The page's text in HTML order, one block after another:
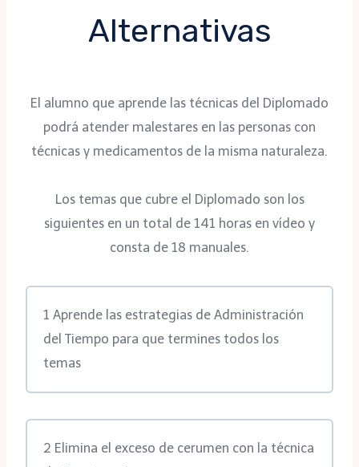
Alternativas
El alumno que aprende las técnicas del Diplomado
podrá atender malestares en las personas con
técnicas y medicamentos de la misma naturaleza.
Los temas que cubre el Diplomado son los
siguientes en un total de 141 horas en vídeo y
consta de 18 manuales.
1 Aprende las estrategias de Administración
del Tiempo para que termines todos los
temas
2 Elimina el exceso de cerumen con la técnica